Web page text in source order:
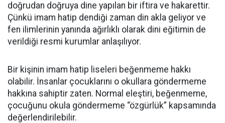
doğrudan doğruya dine yapılan bir iftira ve hakarettir.
Çünkü imam hatip dendiği zaman din akla geliyor ve
fen ilimlerinin yanında ağırlıklı olarak dini eğitimin de
verildiği resmi kurumlar anlaşılıyor.
Bir kişinin imam hatip liseleri beğenmeme hakkı
olabilir. İnsanlar çocuklarını o okullara göndermeme
hakkına sahiptir zaten. Normal eleştiri, beğenmeme,
çocuğunu okula göndermeme “özgürlük” kapsamında
değerlendirilebilir.